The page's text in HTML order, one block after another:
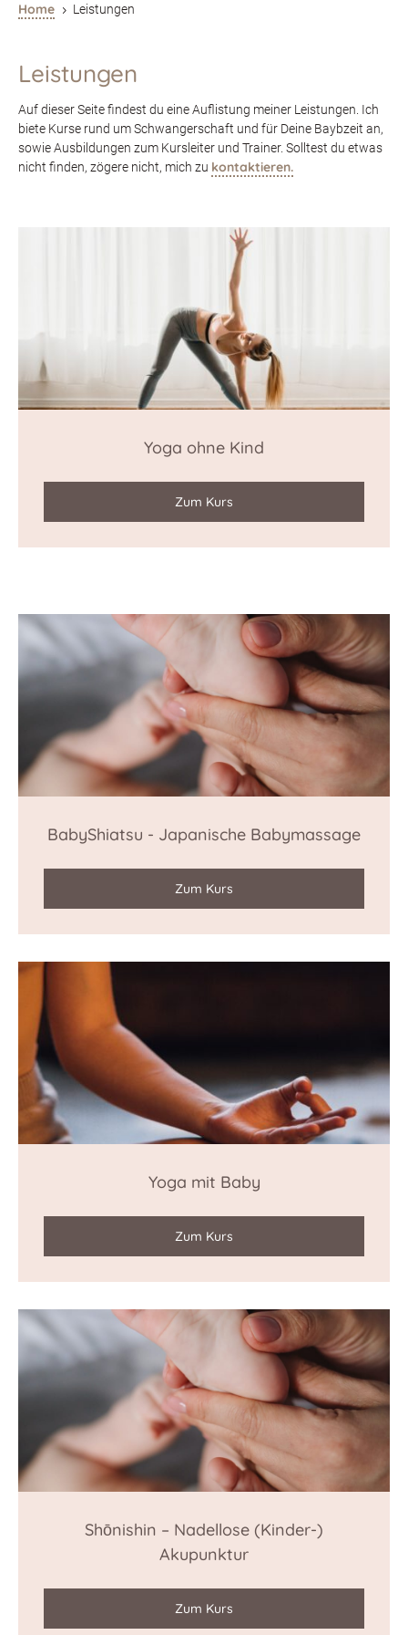
Home 5 Leistungen
Leistungen
Auf dieser Seite findest du eine Auflistung meiner Leistungen. Ich
biete Kurse rund um Schwangerschaft und für Deine Baybzeit an,
sowie Ausbildungen zum Kursleiter und Trainer. Solltest du etwas
nicht finden, zögere nicht, mich zu kontaktieren.
Yoga ohne Kind
Zum Kurs
BabyShiatsu - Japanische Babymassage
Zum Kurs
Yoga mit Baby
Zum Kurs
Shōnishin – Nadellose (Kinder-)
Akupunktur
Zum Kurs